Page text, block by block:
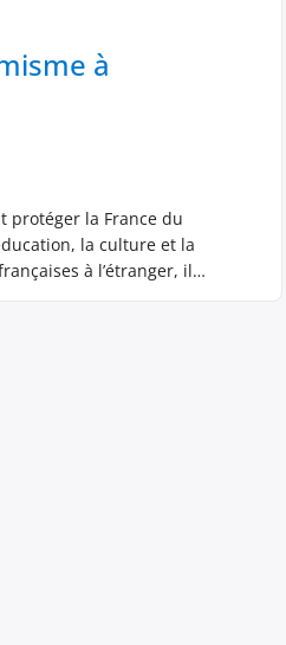
à
protéger la France du
la culture et la
à l’étranger, il